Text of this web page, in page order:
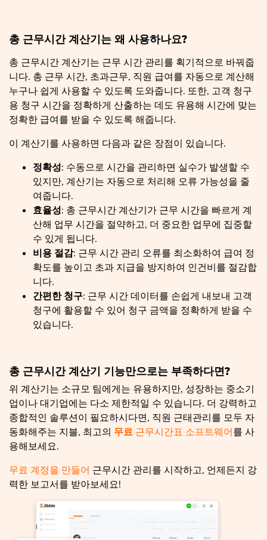
총 근무시간 계산기는 왜 사용하나요?
총 근무시간 계산기는 근무 시간 관리를 획기적으로 바꿔줍
니다. 총 근무 시간, 초과근무, 직원 급여를 자동으로 계산해
누구나 쉽게 사용할 수 있도록 도와줍니다. 또한, 고객 청구
용 청구 시간을 정확하게 산출하는 데도 유용해 시간에 맞는
정확한 급여를 받을 수 있도록 해줍니다.
이 계산기를 사용하면 다음과 같은 장점이 있습니다.
정확성: 수동으로 시간을 관리하면 실수가 발생할 수
있지만, 계산기는 자동으로 처리해 오류 가능성을 줄
여줍니다.
효율성: 총 근무시간 계산기가 근무 시간을 빠르게 계
산해 업무 시간을 절약하고, 더 중요한 업무에 집중할
수 있게 됩니다.
비용 절감: 근무 시간 관리 오류를 최소화하여 급여 정
확도를 높이고 초과 지급을 방지하여 인건비를 절감합
니다.
간편한 청구: 근무 시간 데이터를 손쉽게 내보내 고객
청구에 활용할 수 있어 청구 금액을 정확하게 받을 수
있습니다.
총 근무시간 계산기 기능만으로는 부족하다면?
위 계산기는 소규모 팀에게는 유용하지만, 성장하는 중소기
업이나 대기업에는 다소 제한적일 수 있습니다. 더 강력하고
종합적인 솔루션이 필요하시다면, 직원 근태관리를 모두 자
동화해주는 지블, 최고의 무료 근무시간표 소프트웨어를 사
용해보세요.
무료 계정을 만들어 근무시간 관리를 시작하고, 언제든지 강
력한 보고서를 받아보세요!